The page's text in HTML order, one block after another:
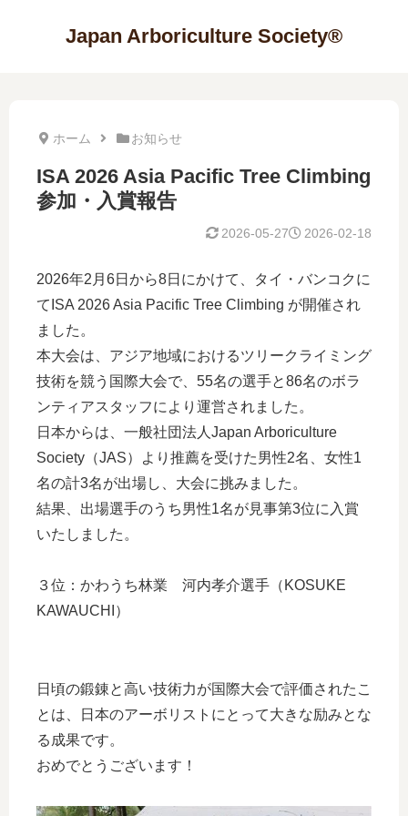
Japan Arboriculture Society®
ホーム お知らせ
ISA 2026 Asia Pacific Tree Climbing
参加・入賞報告
2026-02-18
2026-05-27
2026年2月6日から8日にかけて、タイ・バンコクに
てISA 2026 Asia Pacific Tree Climbing が開催され
ました。
本大会は、アジア地域におけるツリークライミング
技術を競う国際大会で、55名の選手と86名のボラ
ンティアスタッフにより運営されました。
日本からは、一般社団法人Japan Arboriculture
Society（JAS）より推薦を受けた男性2名、女性1
名の計3名が出場し、大会に挑みました。
結果、出場選手のうち男性1名が見事第3位に入賞
いたしました。
３位：かわうち林業 河内孝介選手（KOSUKE
KAWAUCHI）
日頃の鍛錬と高い技術力が国際大会で評価されたこ
とは、日本のアーボリストにとって大きな励みとな
る成果です。
おめでとうございます！